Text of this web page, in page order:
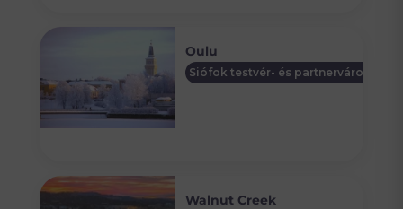
Oulu
Siófok testvér- és partnervárosai
Walnut Creek